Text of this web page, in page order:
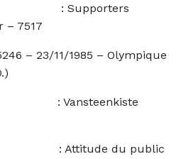
– 7517
– 23/11/1985 – Olympique
: Vansteenkiste
du public